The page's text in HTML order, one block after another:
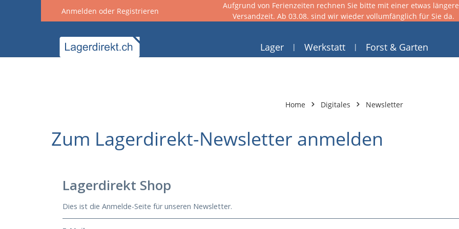
Zur Hauptnavigation springen
Anmelden oder Registrieren
Aufgrund von Ferienzeiten rechnen Sie bitte mit einer etwas
Versandzeit. Ab 03.08. sind wir wieder vollumfänglich für Sie da.
Lager Werkstatt Forst & Garten
Home Digitales Newsletter
Zum Lagerdirekt-Newsletter anmelden